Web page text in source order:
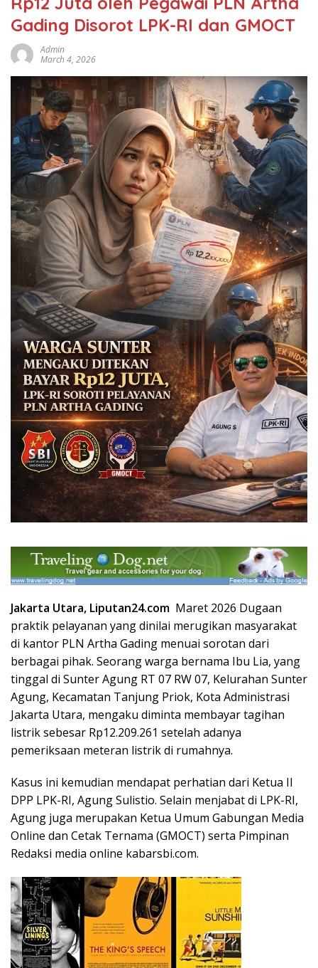
Gading Disorot LPK-RI dan GMOCT
Admin
March 4, 2026
Jakarta Utara, Liputan24.com Maret 2026 Dugaan
praktik pelayanan yang dinilai merugikan masyarakat
di kantor PLN Artha Gading menuai sorotan dari
berbagai pihak. Seorang warga bernama Ibu Lia, yang
tinggal di Sunter Agung RT 07 RW 07, Kelurahan Sunter
Agung, Kecamatan Tanjung Priok, Kota Administrasi
Jakarta Utara, mengaku diminta membayar tagihan
listrik sebesar Rp12.209.261 setelah adanya
pemeriksaan meteran listrik di rumahnya.
Kasus ini kemudian mendapat perhatian dari Ketua II
DPP LPK-RI, Agung Sulistio. Selain menjabat di LPK-RI,
Agung juga merupakan Ketua Umum Gabungan Media
Online dan Cetak Ternama (GMOCT) serta Pimpinan
Redaksi media online kabarsbi.com.